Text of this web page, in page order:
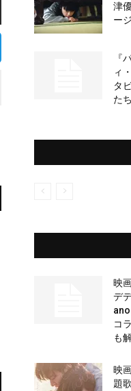
津
ー
『
ィ
タ
た
映
デ
コ
も
映
題